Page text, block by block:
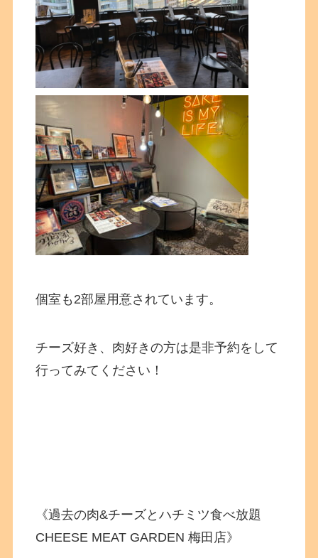
個室も2部屋用意されています。
チーズ好き、肉好きの方は是非予約をして
行ってみてください！
《過去の肉&チーズとハチミツ食べ放題
CHEESE MEAT GARDEN 梅田店》